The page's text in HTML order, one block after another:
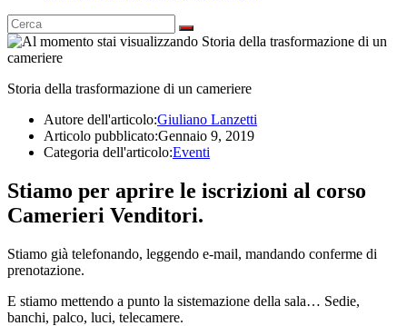
Storia della trasformazione di un cameriere
Autore dell'articolo:Giuliano Lanzetti
Articolo pubblicato:Gennaio 9, 2019
Categoria dell'articolo:Eventi
Stiamo per aprire le iscrizioni al corso
Camerieri Venditori.
Stiamo già telefonando, leggendo e-mail, mandando conferme di
prenotazione.
E stiamo mettendo a punto la sistemazione della sala… Sedie,
banchi, palco, luci, telecamere.